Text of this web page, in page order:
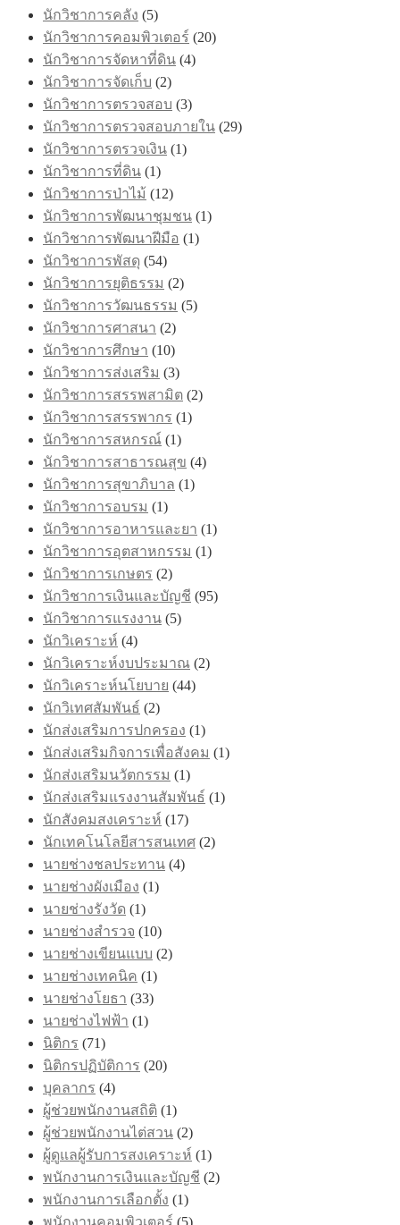
นักวิชาการคลัง (5)
นักวิชาการคอมพิวเตอร์ (20)
นักวิชาการจัดหาที่ดิน (4)
นักวิชาการจัดเก็บ (2)
นักวิชาการตรวจสอบ (3)
นักวิชาการตรวจสอบภายใน (29)
นักวิชาการตรวจเงิน (1)
นักวิชาการที่ดิน (1)
นักวิชาการป่าไม้ (12)
นักวิชาการพัฒนาชุมชน (1)
นักวิชาการพัฒนาฝีมือ (1)
นักวิชาการพัสดุ (54)
นักวิชาการยุติธรรม (2)
นักวิชาการวัฒนธรรม (5)
นักวิชาการศาสนา (2)
นักวิชาการศึกษา (10)
นักวิชาการส่งเสริม (3)
นักวิชาการสรรพสามิต (2)
นักวิชาการสรรพากร (1)
นักวิชาการสหกรณ์ (1)
นักวิชาการสาธารณสุข (4)
นักวิชาการสุขาภิบาล (1)
นักวิชาการอบรม (1)
นักวิชาการอาหารและยา (1)
นักวิชาการอุตสาหกรรม (1)
นักวิชาการเกษตร (2)
นักวิชาการเงินและบัญชี (95)
นักวิชาการแรงงาน (5)
นักวิเคราะห์ (4)
นักวิเคราะห์งบประมาณ (2)
นักวิเคราะห์นโยบาย (44)
นักวิเทศสัมพันธ์ (2)
นักส่งเสริมการปกครอง (1)
นักส่งเสริมกิจการเพื่อสังคม (1)
นักส่งเสริมนวัตกรรม (1)
นักส่งเสริมแรงงานสัมพันธ์ (1)
นักสังคมสงเคราะห์ (17)
นักเทคโนโลยีสารสนเทศ (2)
นายช่างชลประทาน (4)
นายช่างผังเมือง (1)
นายช่างรังวัด (1)
นายช่างสำรวจ (10)
นายช่างเขียนแบบ (2)
นายช่างเทคนิค (1)
นายช่างโยธา (33)
นายช่างไฟฟ้า (1)
นิติกร (71)
นิติกรปฏิบัติการ (20)
บุคลากร (4)
ผู้ช่วยพนักงานสถิติ (1)
ผู้ช่วยพนักงานไต่สวน (2)
ผู้ดูแลผู้รับการสงเคราะห์ (1)
พนักงานการเงินและบัญชี (2)
พนักงานการเลือกตั้ง (1)